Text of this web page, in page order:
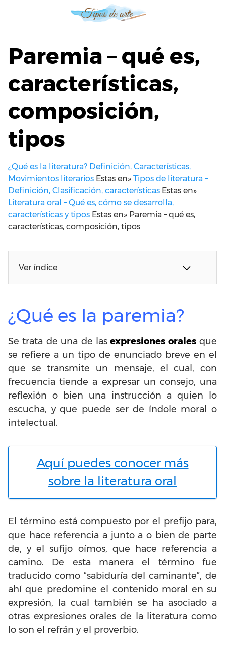
Paremia – qué es,
características,
composición,
tipos
¿Qué es la literatura? Definición, Características,
Movimientos literarios Estas en» Tipos de literatura –
Definición, Clasificación, características Estas en»
Literatura oral – Qué es, cómo se desarrolla,
características y tipos Estas en» Paremia – qué es,
características, composición, tipos
Ver índice
¿Qué es la paremia?
Se trata de una de lasexpresiones oralesque
se refiere a un tipo de enunciado breve en el
que se transmite un mensaje, el cual, con
frecuencia tiende a expresar un consejo, una
reflexión o bien una instrucción a quien lo
escucha, y que puede ser de índole moral o
intelectual.
Aquí puedes conocer más
sobre la literatura oral
El término está compuesto por el prefijo para,
que hace referencia a junto a o bien de parte
de, y el sufijo oímos, que hace referencia a
camino. De esta manera el término fue
traducido como “sabiduría del caminante”, de
ahí que predomine el contenido moral en su
expresión, la cual también se ha asociado a
otras expresiones orales de la literatura como
lo son el refrán y el proverbio.